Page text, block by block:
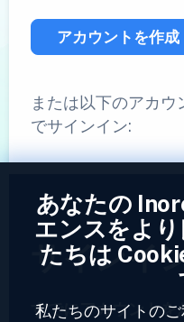
アカウントを作成
または以下のアカウ
でサインイン:
サインイ
すでにアカウント
あなたの
エンスをよ
たちは
私たちのサイトの